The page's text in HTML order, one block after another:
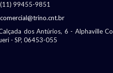
(11) 99455-9851
comercial@trino.cnt.br
dos Antúrios, 6 - Alphaville
- SP, 06453-055